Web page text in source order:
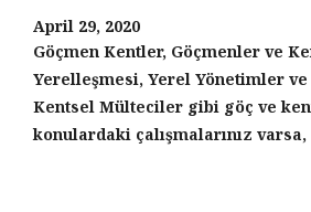
April 29, 2020
Göçmen Kentler, Göçmenler ve
Yerelleşmesi, Yerel Yönetimler
Kentsel Mülteciler gibi göç ve
konulardaki çalışmalarınız